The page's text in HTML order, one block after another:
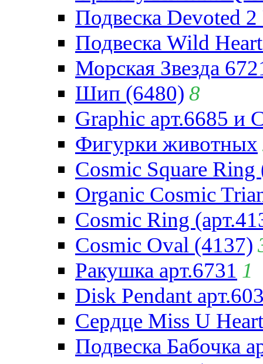
Подвеска Devoted
Подвеска Wild
Морская Звезда
Шип (6480) 8
Graphic арт.6685 и
Фигурки животных
Cosmic Square Ring
Organic Cosmic
Cosmic Ring
Cosmic Oval (4137)
Ракушка арт.6731 1
Disk Pendant
Сердце Miss U
Подвеска Бабочка